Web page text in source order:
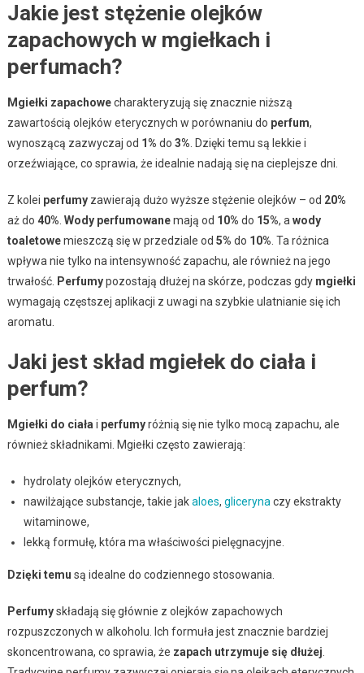
Jakie jest stężenie olejków
zapachowych w mgiełkach i
perfumach?
Mgiełki zapachowecharakteryzują się znacznie niższą
zawartością olejków eterycznych w porównaniu do perfum,
wynoszącą zazwyczaj od 1% do 3%. Dzięki temu są lekkie i
orzeźwiające, co sprawia, że idealnie nadają się na cieplejsze dni.
Z kolei perfumyzawierają dużo wyższe stężenie olejków – od 20%
aż do 40%. Wody perfumowanemają od 10% do 15%, awody
toaletowemieszczą się w przedziale od 5% do 10%. Ta różnica
wpływa nie tylko na intensywność zapachu, ale również na jego
trwałość. Perfumypozostają dłużej na skórze, podczas gdy mgiełki
wymagają częstszej aplikacji z uwagi na szybkie ulatnianie się ich
aromatu.
Jaki jest skład mgiełek do ciała i
perfum?
Mgiełki do ciałai perfumyróżnią się nie tylko mocą zapachu, ale
również składnikami. Mgiełki często zawierają:
hydrolaty olejków eterycznych,
nawilżające substancje, takie jakaloes, glicerynaczy ekstrakty
witaminowe,
lekką formułę, która ma właściwości pielęgnacyjne.
Dzięki temu są idealne do codziennego stosowania.
Perfumyskładają się głównie z olejków zapachowych
rozpuszczonych w alkoholu. Ich formuła jest znacznie bardziej
skoncentrowana, co sprawia, że zapach utrzymuje się dłużej.